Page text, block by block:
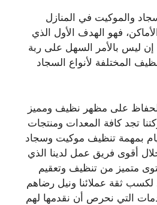
والموكيت في المنازل
فهو الهدف الأول الذي
ليس بالأمر السهل على ربة
المختلفة لأنواع السجاد
للحفاظ على مظهر نظيف ومميز
تجد كافة المعدات ومنتجات
بمهمة تنظيف موكيت وسجاد
أقوى فريق عمل لدينا الذي
متميز من تنظيف وتعقيم
لكسب ثقة عملائنا ونيل رضاهم
التي نحرص أن نقدمها لهم